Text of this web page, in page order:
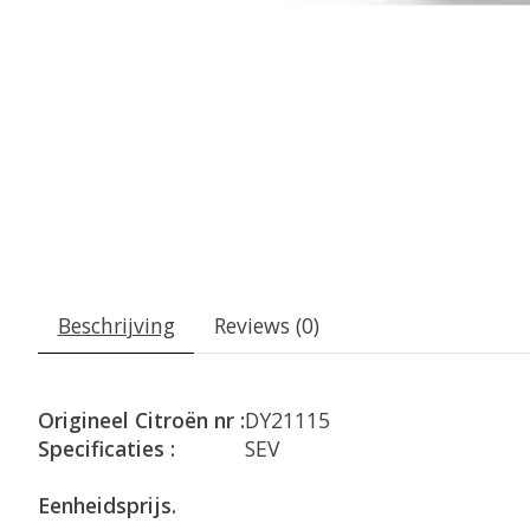
Beschrijving Reviews (0)
Origineel Citroën nr :DY21115
Specificaties :
SEV
Eenheidsprijs.